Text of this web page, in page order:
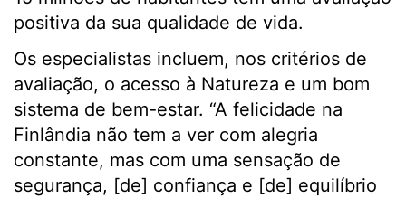
positiva da sua qualidade de vida.
Os especialistas incluem, nos critérios de
avaliação, o acesso à Natureza e um bom
sistema de bem-estar. “A felicidade na
Finlândia não tem a ver com alegria
constante, mas com uma sensação de
segurança, [de] confiança e [de] equilíbrio